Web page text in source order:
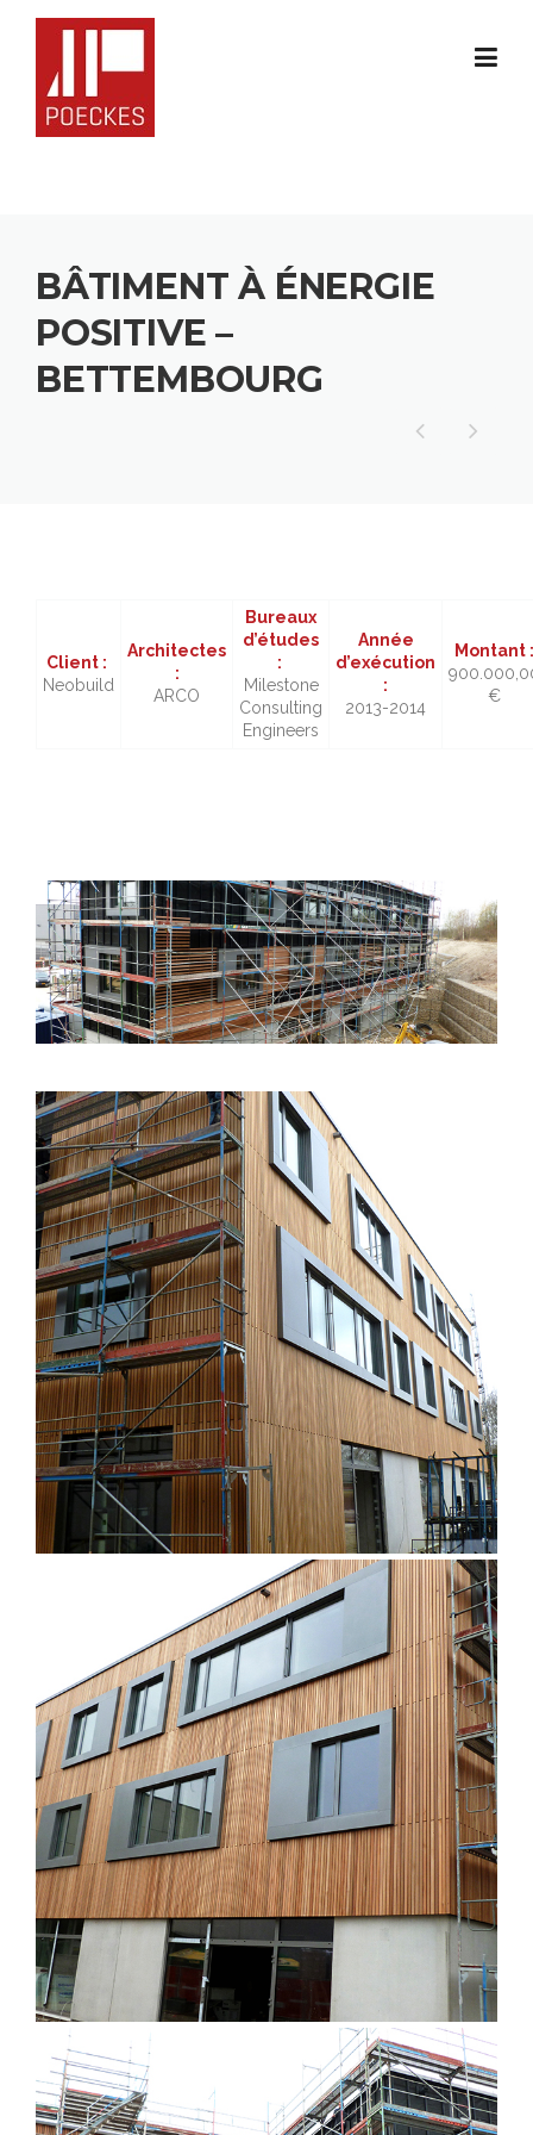
BÂTIMENT À ÉNERGIE
POSITIVE –
BETTEMBOURG
Client :
Neobuild
Architectes
:
ARCO
Bureaux
d’études
:
Milestone
Consulting
Engineers
Année
d’exécution
:
2013-2014
Montant :
€